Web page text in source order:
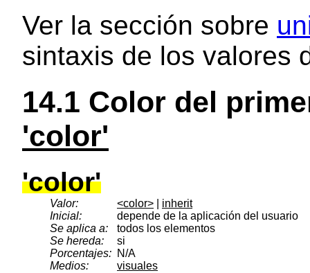
Ver la sección sobre
sintaxis de los valores
14.1 Color del
'color'
'color'
Valor: <color>
inherit
Inicial:
depende de la aplicación del usuario
Se aplica a:
todos los elementos
Se hereda:
si
Porcentajes: N/A
Medios:
visuales